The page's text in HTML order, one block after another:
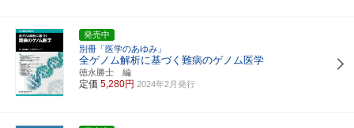
発売中
別冊「医学のあゆみ」
全ゲノム解析に基づく難病のゲノム医学
徳永勝士 編
定価 5,280円 2024年2月発行